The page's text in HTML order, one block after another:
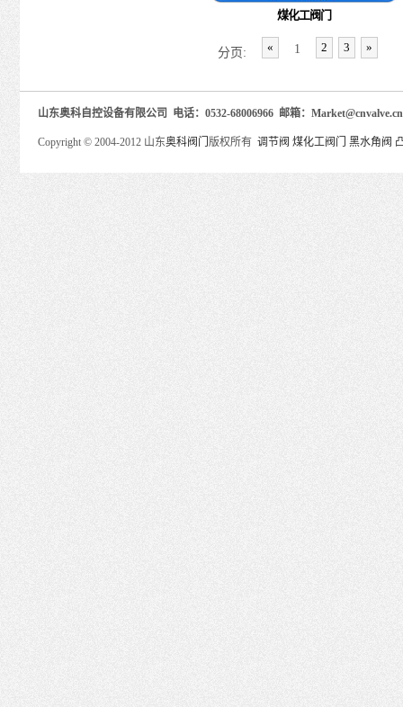
煤化工阀门
分页: « 1 2 3 »
山东奥科自控设备有限公司 电话：0532-68006966 邮箱：
Copyright © 2004-2012 山东奥科阀门 版权所有 调节阀 煤化工阀门 黑水角阀